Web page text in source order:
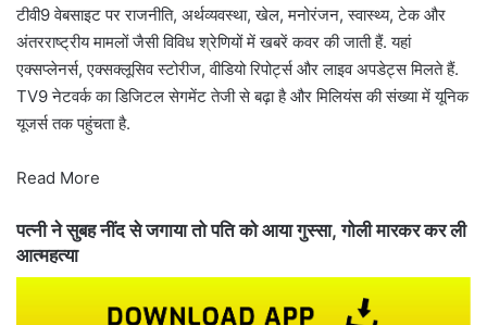
टीवी9 वेबसाइट पर राजनीति, अर्थव्यवस्था, खेल, मनोरंजन, स्वास्थ्य, टेक और
अंतरराष्ट्रीय मामलों जैसी विविध श्रेणियों में खबरें कवर की जाती हैं. यहां
एक्सप्लेनर्स, एक्सक्लूसिव स्टोरीज, वीडियो रिपोर्ट्स और लाइव अपडेट्स मिलते हैं.
TV9 नेटवर्क का डिजिटल सेगमेंट तेजी से बढ़ा है और मिलियंस की संख्या में यूनिक
यूजर्स तक पहुंचता है.
Read More
पत्नी ने सुबह नींद से जगाया तो पति को आया गुस्सा, गोली मारकर कर ली
आत्महत्या